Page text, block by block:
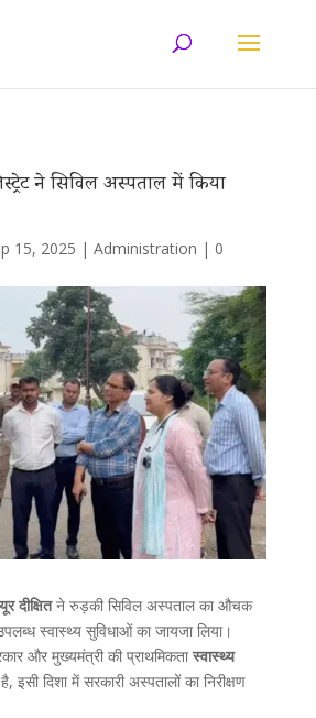
ने सिविल अस्पताल में किया
15, 2025 | Administration | 0
दीक्षितने रुड़की सिविल अस्पताल का औचक
स्वास्थ्य सुविधाओं का जायजा लिया।
और मुख्यमंत्री की प्राथमिकतास्वास्थ्य
इसी दिशा में सरकारी अस्पतालों का निरीक्षण